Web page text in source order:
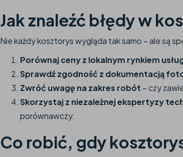
Jak znaleźć błędy w
Nie każdy kosztorys wygląda tak samo – ale są
Porównaj ceny z lokalnym rynkiem
Sprawdź zgodność z dokumentacją
Zwróć uwagę na zakres robót – czy
Skorzystaj z niezależnej ekspertyzy
porównawczy.
Co robić, gdy